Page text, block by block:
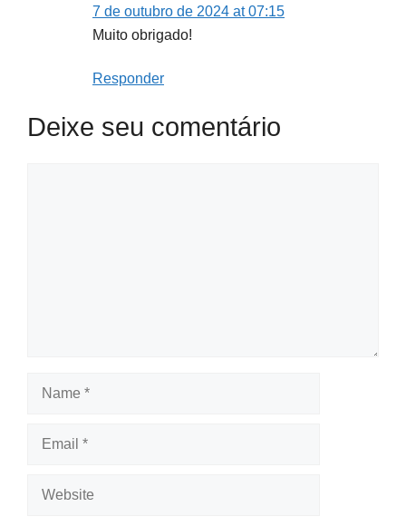
7 de outubro de 2024 at 07:15
Muito obrigado!
Responder
Deixe seu comentário